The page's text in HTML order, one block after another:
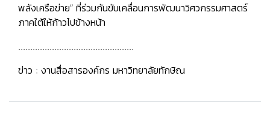
พลังเครือข่าย” ที่ร่วมกันขับเคลื่อนการพัฒนาวิศวกรรมศาสตร์
ภาคใต้ให้ก้าวไปข้างหน้า
ข่าว : งานสื่อสารองค์กร มหาวิทยาลัยทักษิณ